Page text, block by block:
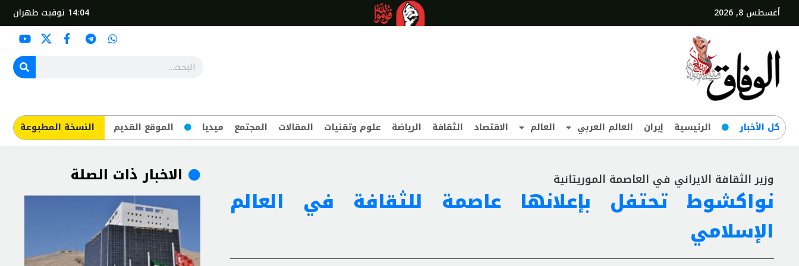
أغسطس 8, 2026 14:04 توقيت طهران
کل‌ الأخبار الرئيسية إيران العالم العربي العالم الاقتصاد الثقافة الرياضة علوم وتقنيات المقالات المجتمع ميديا الموقع القديم ​النسخة المطبوعة
وزير الثقافة الايراني في العاصمة الموريتانية
نواكشوط تحتفل بإعلانها عاصمة للثقافة في العالم
الإسلامي
الاخبار ذات الصلة